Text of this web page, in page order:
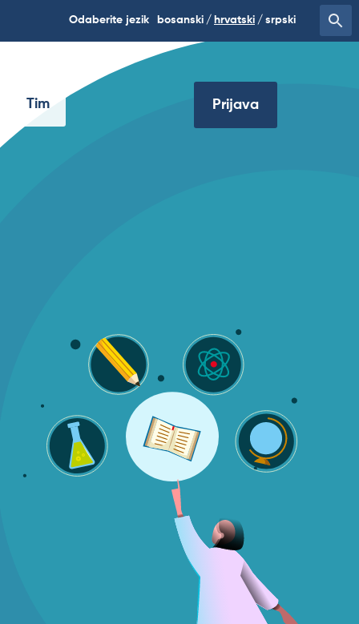
Odaberite jezik bosanski hrvatski srpski
Tim Prijava